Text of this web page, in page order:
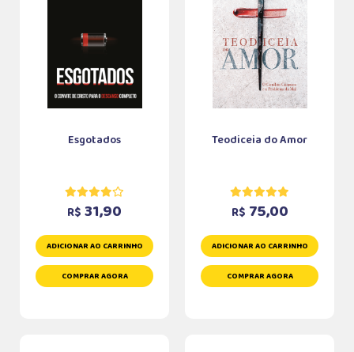
Esgotados
R$ 31,90
ADICIONAR AO CARRINHO
COMPRAR AGORA
Teodiceia do Amor
R$ 75,00
ADICIONAR AO CARRINHO
COMPRAR AGORA